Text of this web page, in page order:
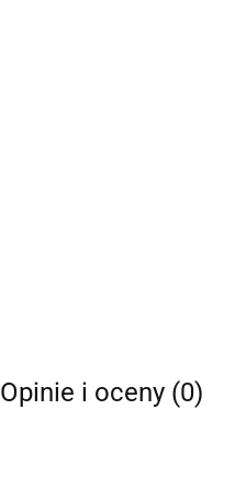
Opinie i oceny (0)